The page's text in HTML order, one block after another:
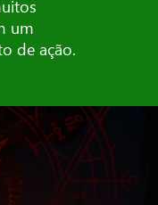
um
de ação.